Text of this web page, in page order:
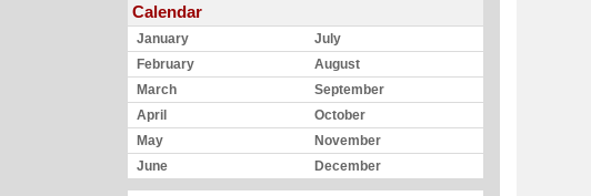
Calendar
January
February
March
April
May
June
July
August
September
October
November
December